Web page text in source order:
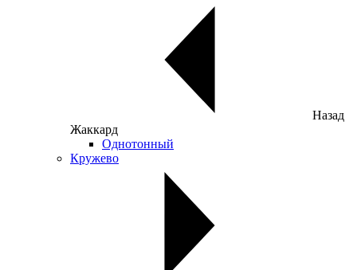
Назад
Жаккард
Однотонный
Кружево